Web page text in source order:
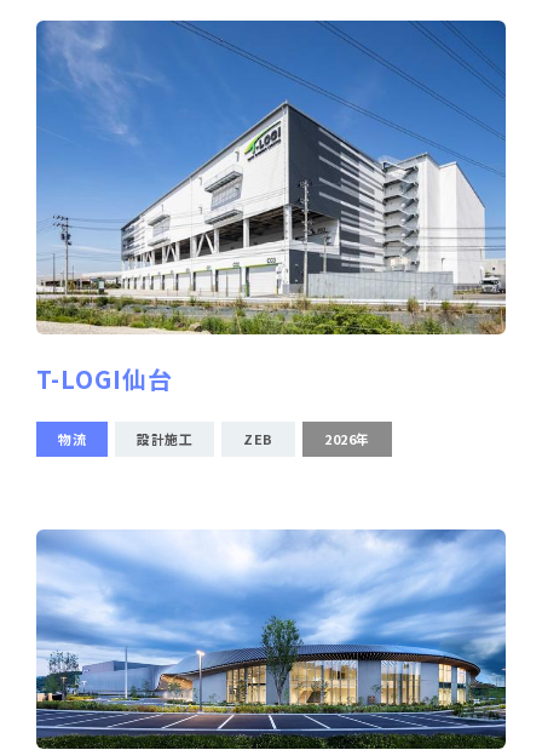
T-LOGI仙台
物流 設計施工 ZEB 2026年